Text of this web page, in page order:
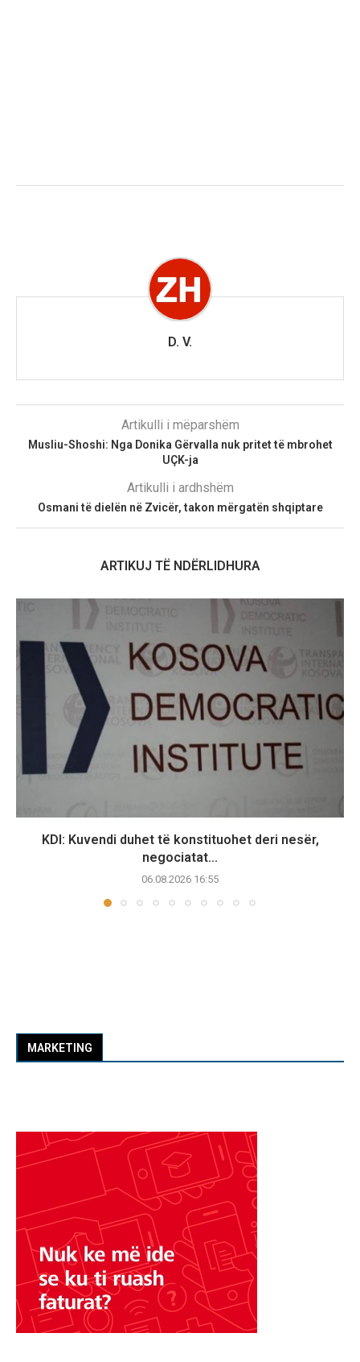
D. V.
Artikulli i mëparshëm
Musliu-Shoshi: Nga Donika Gërvalla nuk pritet të mbrohet
UÇK-ja
Artikulli i ardhshëm
Osmani të dielën në Zvicër, takon mërgatën shqiptare
ARTIKUJ TË NDËRLIDHURA
KDI: Kuvendi duhet të konstituohet deri nesër,
negociatat...
06.08.2026 16:55
MARKETING